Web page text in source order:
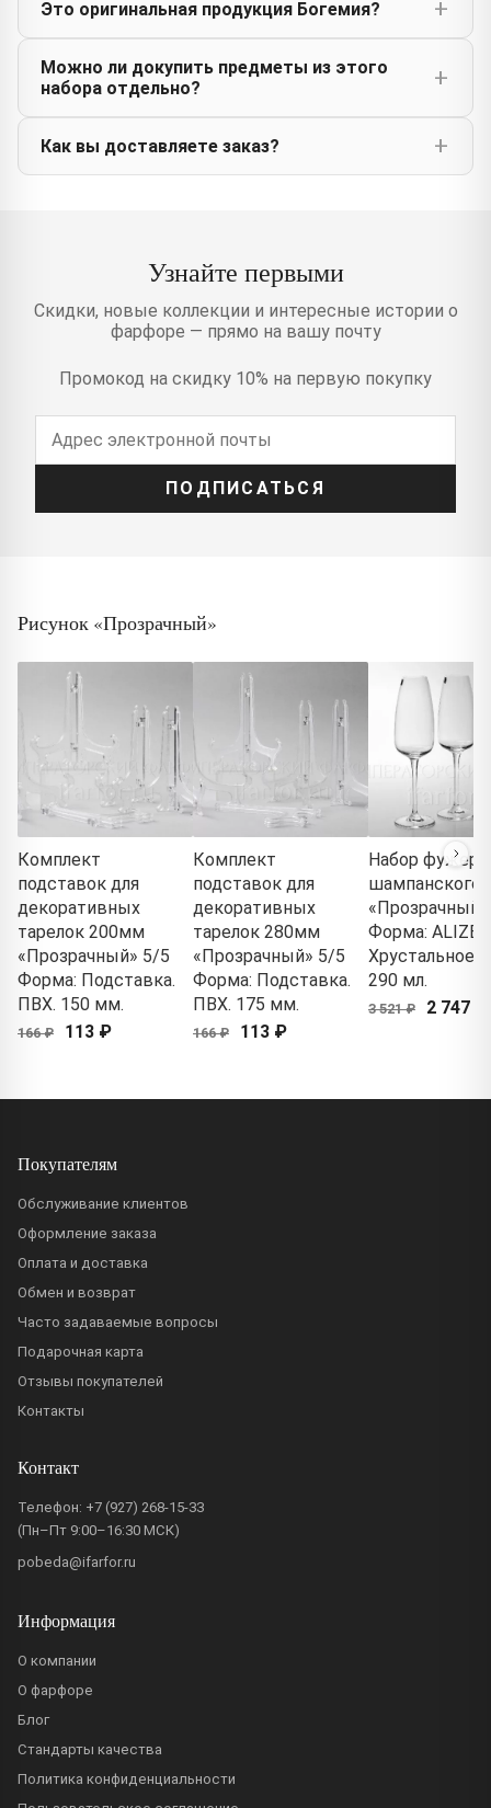
Это оригинальная продукция Богемия?
Можно ли докупить предметы из этого
набора отдельно?
Как вы доставляете заказ?
Узнайте первыми
Скидки, новые коллекции и интересные истории о
фарфоре — прямо на вашу почту
Промокод на скидку 10% на первую покупку
ПОДПИСАТЬСЯ
Рисунок «Прозрачный»
Комплект
подставок для
декоративных
тарелок 200мм
«Прозрачный» 5/5
Форма: Подставка.
ПВХ. 150 мм.
166 ₽ 113 ₽
Комплект
подставок для
декоративных
тарелок 280мм
«Прозрачный» 5/5
Форма: Подставка.
ПВХ. 175 мм.
166 ₽ 113 ₽
Набор
шампанского
Форма: ALIZEE.
Хрустальное
290 мл.
3 521 ₽ 2 747 ₽
Покупателям
Обслуживание клиентов
Оформление заказа
Оплата и доставка
Обмен и возврат
Часто задаваемые вопросы
Подарочная карта
Отзывы покупателей
Контакты
Контакт
Телефон: +7 (927) 268-15-33
(Пн–Пт 9:00–16:30 МСК)
pobeda@ifarfor.ru
Информация
О компании
О фарфоре
Блог
Стандарты качества
Политика конфиденциальности